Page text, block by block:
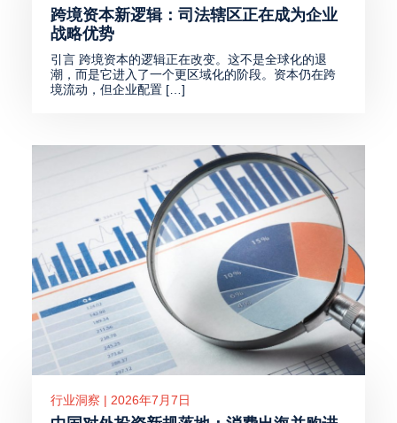
跨境资本新逻辑：司法辖区正在成为企业
战略优势
引言 跨境资本的逻辑正在改变。这不是全球化的退
潮，而是它进入了一个更区域化的阶段。资本仍在跨
境流动，但企业配置 […]
行业洞察 | 2026年7月7日